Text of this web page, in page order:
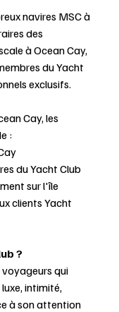
navires MSC à
des
à Ocean Cay,
du Yacht
exclusifs.
Cay, les
:
du Yacht Club
sur l'île
clients Yacht
?
voyageurs qui
intimité,
à son attention